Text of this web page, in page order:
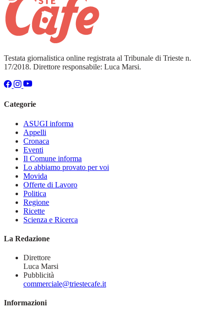
Testata giornalistica online registrata al Tribunale di Trieste n.
17/2018. Direttore responsabile: Luca Marsi.
Categorie
ASUGI informa
Appelli
Cronaca
Eventi
Il Comune informa
Lo abbiamo provato per voi
Movida
Offerte di Lavoro
Politica
Regione
Ricette
Scienza e Ricerca
La Redazione
Direttore
Luca Marsi
Pubblicità
commerciale@triestecafe.it
Informazioni